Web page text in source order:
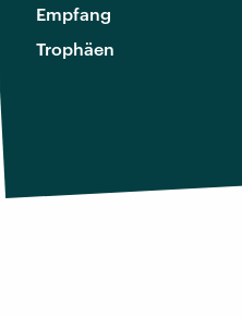
Empfang
Trophäen